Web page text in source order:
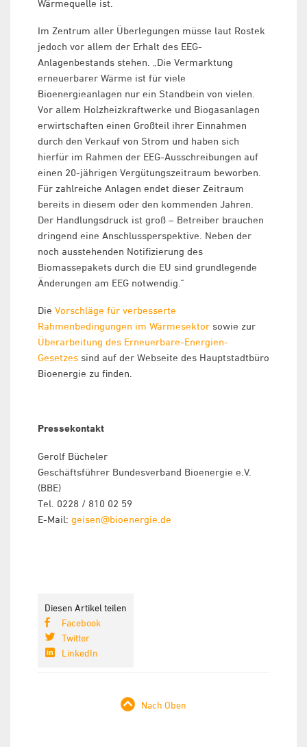
Wärmequelle ist.
Im Zentrum aller Überlegungen müsse laut Rostek
jedoch vor allem der Erhalt des EEG-
Anlagenbestands stehen. „Die Vermarktung
erneuerbarer Wärme ist für viele
Bioenergieanlagen nur ein Standbein von vielen.
Vor allem Holzheizkraftwerke und Biogasanlagen
erwirtschaften einen Großteil ihrer Einnahmen
durch den Verkauf von Strom und haben sich
hierfür im Rahmen der EEG-Ausschreibungen auf
einen 20-jährigen Vergütungszeitraum beworben.
Für zahlreiche Anlagen endet dieser Zeitraum
bereits in diesem oder den kommenden Jahren.
Der Handlungsdruck ist groß – Betreiber brauchen
dringend eine Anschlussperspektive. Neben der
noch ausstehenden Notifizierung des
Biomassepakets durch die EU sind grundlegende
Änderungen am EEG notwendig.“
Die Vorschläge für verbesserte
Rahmenbedingungen im Wärmesektor sowie zur
Überarbeitung des Erneuerbare-Energien-
Gesetzes sind auf der Webseite des Hauptstadtbüro
Bioenergie zu finden.
Pressekontakt
Gerolf Bücheler
Geschäftsführer Bundesverband Bioenergie e.V.
(BBE)
Tel. 0228 / 810 02 59
E-Mail: geisen@bioenergie.de
Diesen Artikel teilen
Facebook
Twitter
LinkedIn
Nach Oben